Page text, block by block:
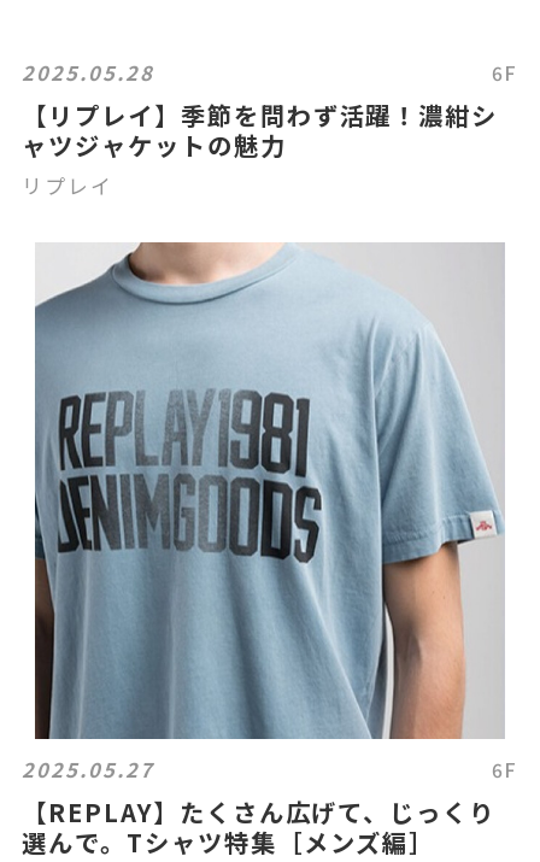
2025.05.28 6F
【リプレイ】季節を問わず活躍！濃紺シ
ャツジャケットの魅力
リプレイ
2025.05.27 6F
【REPLAY】たくさん広げて、じっくり
選んで。Tシャツ特集［メンズ編］